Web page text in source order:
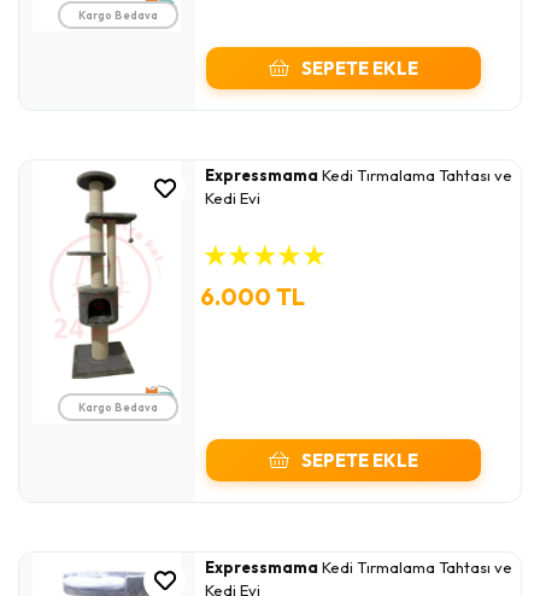
Kargo Bedava
SEPETE EKLE
Kargo Bedava
Expressmama Kedi Tırmalama Tahtası ve
Kedi Evi
★★★★★
6.000 TL
SEPETE EKLE
Expressmama Kedi Tırmalama Tahtası ve
Kedi Evi